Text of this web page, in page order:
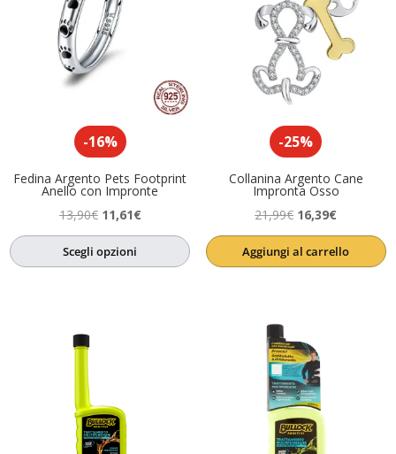
-16%
Fedina Argento Pets Footprint
Anello con Impronte
13,90€ Il
prezzo
originale
11,61€Il
prezzo
Scegli opzioni
-25%
Collanina Argento Cane
Impronta Osso
21,99€ Il
prezzo
originale
16,39€Il
prezzo
attuale
Aggiungi al carrello